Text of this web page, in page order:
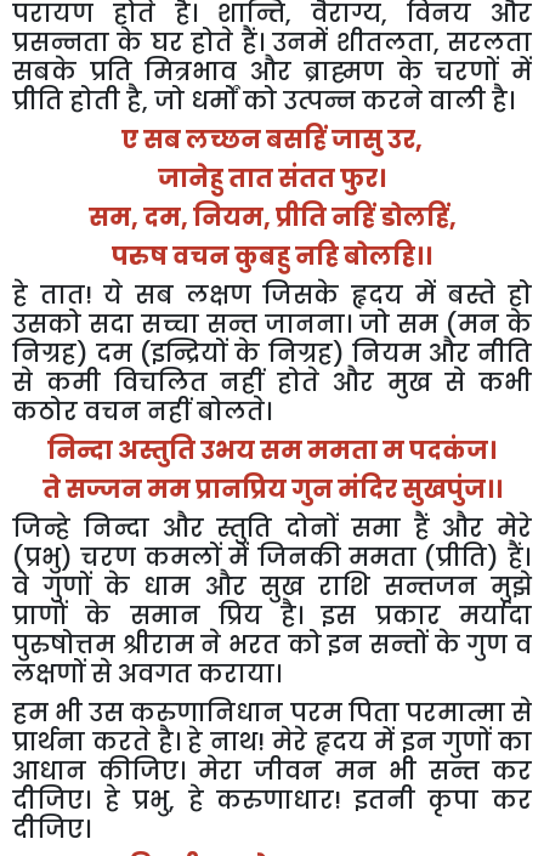
परायण होते है। शान्ति, वैराग्य, विनय
और
प्रसन्नता के घर होते हैं। उनमें शीतलता,सरलता
सबके प्रति मित्रभाव और ब्राह्मण के चरणों में
प्रीतिहोतीहै, जो धर्मोंकोउत्पन्नकरनेवालीहै।
एसबलच्छनबसहिंजासुउर,
जानेहुतातसंततफुर।
सम,दम,नियम,प्रीतिनहिंडोलहिं,
परुषवचनकुबहुनहिबोलहि।।
हे तात!ये सब लक्षण जिसके हृदय में बस्ते हो
उसको सदा सच्चा सन्त जानना। जो सम (मन के
निग्रह)दम (इन्द्रियों के निग्रह) नियम और नीति
से कमी विचलित नहीं होते और मुख से कभी
कठोरवचननहींबोलते।
निन्दाअस्तुतिउभयसमममतामपदकंज।
तेसज्जनममप्रानप्रियगुनमंदिरसुखपुंज।।
जिन्हे निन्दा और स्तुति दोनों समा हैं और मेरे
(प्रभु)चरण कमलों में जिनकी ममता(प्रीति) हैं।
वे गुणों के धाम और सुख राशि सन्तजन मुझे
प्राणों के समान प्रिय है। इस प्रकार मर्यादा
पुरुषोत्तम श्रीराम ने भरत को इन सन्तों के गुण व
लक्षणोंसे अवगतकराया।
हम भीउसकरुणानिधान परमपितापरमात्मासे
प्रार्थना करते है। हे नाथ!मेरे हृदय में इन गुणों का
आधान कीजिए। मेरा जीवन मन भी सन्त कर
दीजिए। हे प्रभु, हे करुणाधार!इतनी कृपा कर
दीजिए।